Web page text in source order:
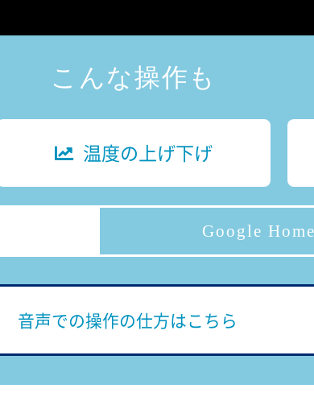
こんな操作も
温度の上げ下げ
Google
音声での操作の仕方はこちら